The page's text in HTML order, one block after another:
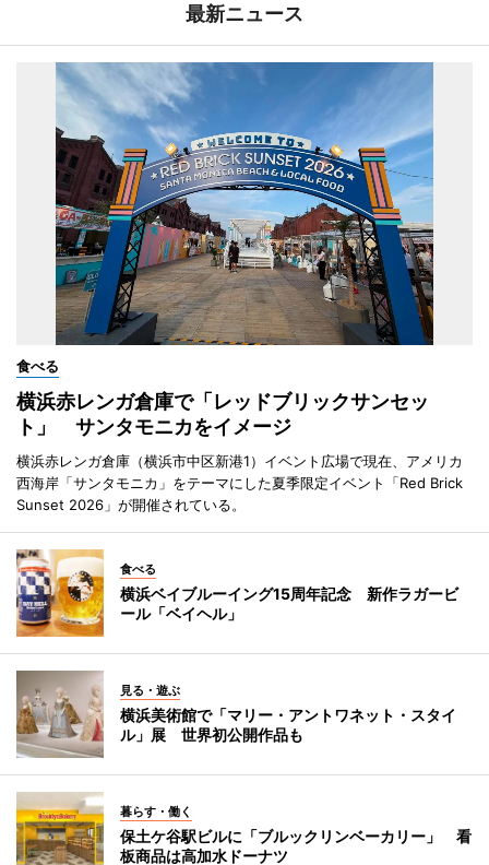
最新ニュース
食べる
横浜赤レンガ倉庫で「レッドブリックサンセッ
ト」 サンタモニカをイメージ
横浜赤レンガ倉庫（横浜市中区新港1）イベント広場で現在、アメリカ
西海岸「サンタモニカ」をテーマにした夏季限定イベント「Red Brick
Sunset 2026」が開催されている。
食べる
横浜ベイブルーイング15周年記念 新作ラガービ
ール「ベイヘル」
見る・遊ぶ
横浜美術館で「マリー・アントワネット・スタイ
ル」展 世界初公開作品も
暮らす・働く
保土ケ谷駅ビルに「ブルックリンベーカリー」 看
板商品は高加水ドーナツ